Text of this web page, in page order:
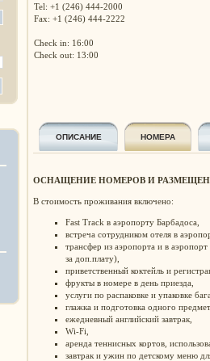
Tel: +1 (246) 444-2000
Fax: +1 (246) 444-2222
Check in: 16:00
Check out: 13:00
ОПИСАНИЕ НОМЕРА
ОСНАЩЕНИЕ НОМЕРОВ И
В стоимость проживания включено:
Fast Track в аэропорту Барбадоса,
встреча сотрудником отеля в
трансфер из аэропорта и в
за доп.плату),
приветственный коктейль и
фрукты в номере в день приезда,
услуги по распаковке и упаковке
глажка и подготовка одного
ежедневный английский завтрак,
Wi-Fi,
аренда теннисных кортов,
завтрак и ужин по детскому меню